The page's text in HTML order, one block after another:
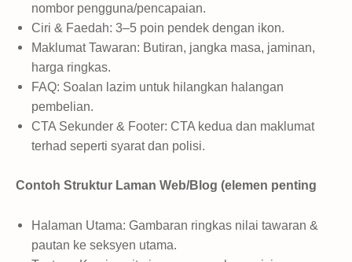
nombor pengguna/pencapaian.
Ciri & Faedah: 3–5 poin pendek dengan ikon.
Maklumat Tawaran: Butiran, jangka masa, jaminan,
harga ringkas.
FAQ: Soalan lazim untuk hilangkan halangan
pembelian.
CTA Sekunder & Footer: CTA kedua dan maklumat
terhad seperti syarat dan polisi.
Contoh Struktur Laman Web/Blog (elemen penting
Halaman Utama: Gambaran ringkas nilai tawaran &
pautan ke seksyen utama.